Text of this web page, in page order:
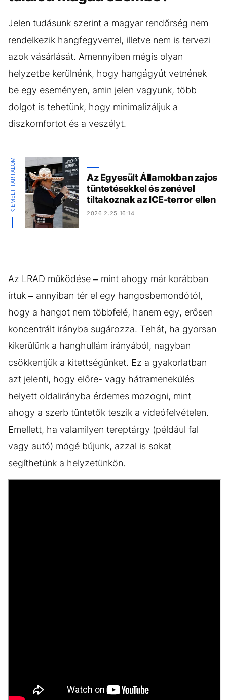
Jelen tudásunk szerint a magyar rendőrség nem
rendelkezik hangfegyverrel, illetve nem is tervezi
azok vásárlását. Amennyiben mégis olyan
helyzetbe kerülnénk, hogy hangágyút vetnének
be egy eseményen, amin jelen vagyunk, több
dolgot is tehetünk, hogy minimalizáljuk a
diszkomfortot és a veszélyt.
KIEMELT TARTALOM
Az Egyesült Államokban zajos
tüntetésekkel és zenével
tiltakoznak az ICE-terror ellen
2026.2.25 16:14
Az LRAD működése – mint ahogy már korábban
írtuk – annyiban tér el egy hangosbemondótól,
hogy a hangot nem többfelé, hanem egy, erősen
koncentrált irányba sugározza. Tehát, ha gyorsan
kikerülünk a hanghullám irányából, nagyban
csökkentjük a kitettségünket. Ez a gyakorlatban
azt jelenti, hogy előre- vagy hátramenekülés
helyett oldalirányba érdemes mozogni, mint
ahogy a szerb tüntetők teszik a videófelvételen.
Emellett, ha valamilyen tereptárgy (például fal
vagy autó) mögé bújunk, azzal is sokat
segíthetünk a helyzetünkön.